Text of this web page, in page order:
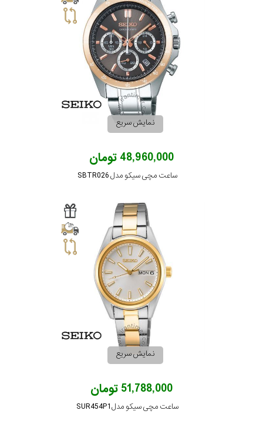
نمایش سریع
48,960,000 تومان
ساعت مچی سیکو مدل SBTR026
نمایش سریع
51,788,000 تومان
ساعت مچی سیکو مدل SUR454P1